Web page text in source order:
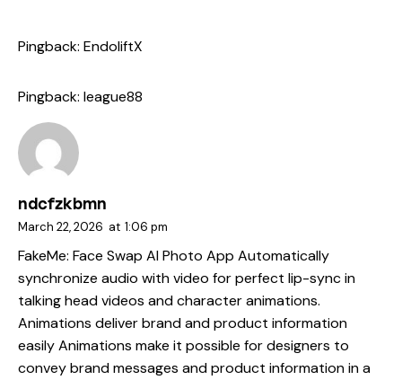
Pingback: EndoliftX
Pingback: league88
ndcfzkbmn
March 22, 2026 at 1:06 pm
FakeMe: Face Swap AI Photo App Automatically
synchronize audio with video for perfect lip-sync in
talking head videos and character animations.
Animations deliver brand and product information
easily Animations make it possible for designers to
convey brand messages and product information in a